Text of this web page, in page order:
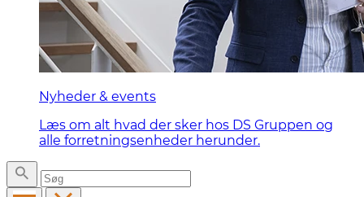
Nyheder & events
Læs om alt hvad der sker hos DS Gruppen og
alle forretningsenheder herunder.